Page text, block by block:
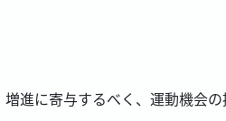
進に寄与するべく、運動機会